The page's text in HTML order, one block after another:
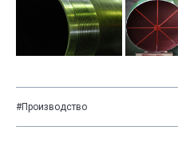
#Производство